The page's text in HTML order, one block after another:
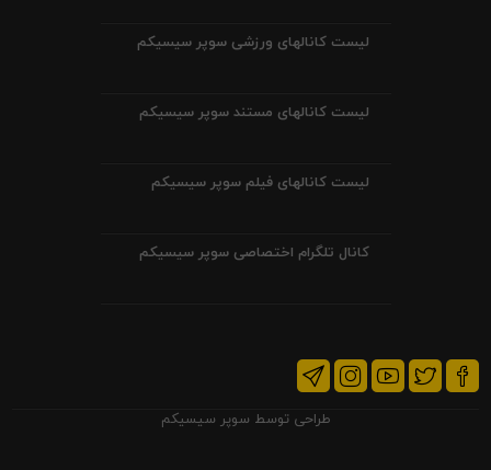
لیست کانالهای ورزشی سوپر سیسیکم
لیست کانالهای مستند سوپر سیسیکم
لیست کانالهای فیلم سوپر سیسیکم
کانال تلگرام اختصاصی سوپر سیسیکم
طراحی توسط سوپر سیسیکم